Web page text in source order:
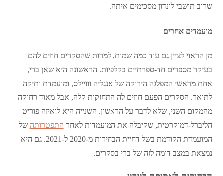
שרוב תושבי לונדון מסכימים איתה.
מועמדים אחרים
מן הראוי לציין גם עוד כמה שמות, למרות שהסקרים חוזים להם
בעיקר מספרים חד-ספרתיים בקלפיות. הראשונה היא שאן ברי,
אחת מראשי המפלגה הירוקה של אנגליה ווויילס, ומועמדת ותיקה
לתואר. הסקרים הפעם חוזים לה התחזקות קלה, אבל מאוד רחוקה
מהמקום השני, שלא לדבר על הראשון. השנייה היא לואיזה פוריט
הליברל-דמוקרטית, שקיבלה את המועמדות לאחר התפטרותה של
המועמדת הקודמת בשל דחיית הבחירות מ-2020 ל-2021. גם היא
נמצאת במצב דומה לזה של ברי בסקרים.